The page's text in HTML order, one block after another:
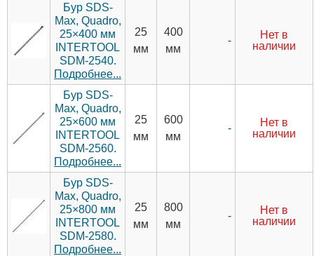
Бур SDS-
Max, Quadro,
25×400 мм
INTERTOOL
SDM-2540.
Подробнее...
25
мм
400
мм
-
Нет в
наличии
Бур SDS-
Max, Quadro,
25×600 мм
INTERTOOL
SDM-2560.
Подробнее...
25
мм
600
мм
-
Нет в
наличии
Бур SDS-
Max, Quadro,
25×800 мм
INTERTOOL
SDM-2580.
Подробнее...
25
мм
800
мм
-
Нет в
наличии